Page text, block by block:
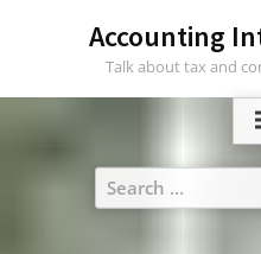
Accounting
Talk about tax and
Search
for: